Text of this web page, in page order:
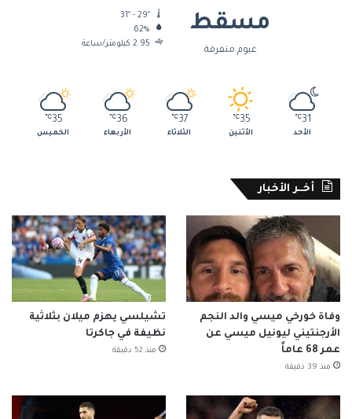
مسقط
غيوم متفرقة
62%
2.95 كيلومتر/ساعة
31
℃
الأحد
35
℃
الأثنين
37
℃
الثلاثاء
36
℃
الأربعاء
35
℃
الخميس
أخــر الأخبار
وفاة خورخي ميسي والد النجم
الأرجنتيني ليونيل ميسي عن
عمر 68 عاماً
منذ 39 دقيقة
تشيلسي يهزم ميلان بثلاثية
نظيفة في جاكرتا
منذ 52 دقيقة